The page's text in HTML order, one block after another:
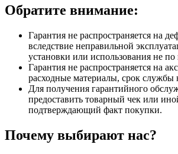
Обратите внимание:
Гарантия не распространяется на
вследствие неправильной
установки или использования не
Гарантия не распространяется на
расходные материалы, срок службы
Для получения гарантийного
предоставить товарный чек или
подтверждающий факт покупки.
Почему выбирают нас?